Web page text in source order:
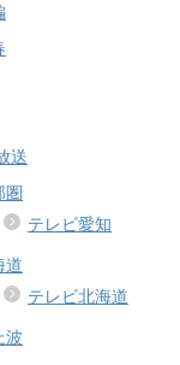
送
圏
テレビ愛知
道
テレビ北海道
波